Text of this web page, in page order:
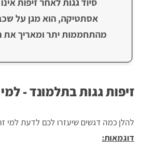
אסתטיקה, הוא מגן על
מהתחממות יתר ומאריך את
זיפות גגות בתלמונד -
להלן כמה דגשים שיעזרו לכם לדעת למי
דוגמאות: